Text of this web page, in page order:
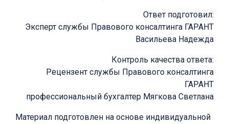
Ответ подготовил:
Эксперт службы Правового консалтинга ГАРАНТ
Васильева Надежда
Контроль качества ответа:
Рецензент службы Правового консалтинга
ГАРАНТ
профессиональный бухгалтер Мягкова Светлана
Материал подготовлен на основе индивидуальной